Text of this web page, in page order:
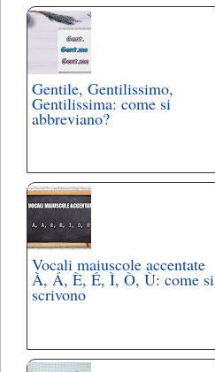
Gentile, Gentilissimo,
Gentilissima: come si
abbreviano?
Vocali maiuscole accentate
À, Á, È, É, Ì, Ò, Ù: come si
scrivono